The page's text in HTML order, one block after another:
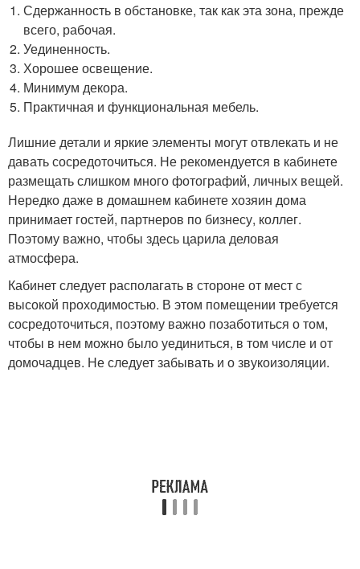
Сдержанность в обстановке, так как эта зона, прежде
всего, рабочая.
Уединенность.
Хорошее освещение.
Минимум декора.
Практичная и функциональная мебель.
Лишние детали и яркие элементы могут отвлекать и не
давать сосредоточиться. Не рекомендуется в кабинете
размещать слишком много фотографий, личных вещей.
Нередко даже в домашнем кабинете хозяин дома
принимает гостей, партнеров по бизнесу, коллег.
Поэтому важно, чтобы здесь царила деловая
атмосфера.
Кабинет следует располагать в стороне от мест с
высокой проходимостью. В этом помещении требуется
сосредоточиться, поэтому важно позаботиться о том,
чтобы в нем можно было уединиться, в том числе и от
домочадцев. Не следует забывать и о звукоизоляции.